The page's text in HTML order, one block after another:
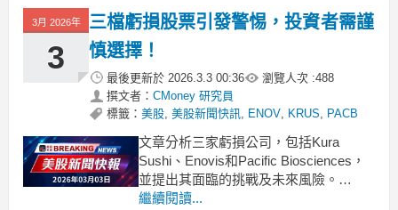
損企業都前景黯淡，但財務數據顯示以
下三家公司目前的風險回報比並不樂
觀，投資人在佈局前宜審慎評估。
3月 2026年
3
三檔虧損股票引發警惕，投資者需謹
慎選擇！
最後更新於 2026.3.3 00:36 瀏覽人次 :488
撰文者： CMoney 研究員
標籤： 美股, 美股新聞快訊, ENOV, KRUS, PACB
文章分析三家虧損公司，包括Kura
Sushi、Enovis和Pacific Biosciences，
並提出其面臨的挑戰及未來風險。
.badgeprice-container {
繼續閱讀...